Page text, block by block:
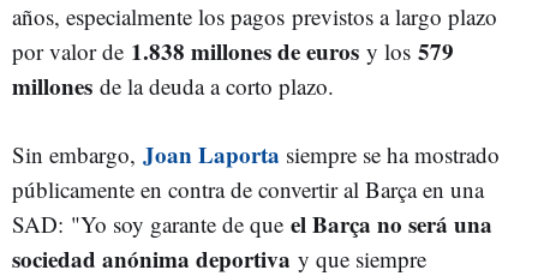
años, especialmente los pagos previstos a largo plazo
por valor de 1.838 millones de euros y los 579
millones de la deuda a corto plazo.
Sin embargo, Joan Laporta siempre se ha mostrado
públicamente en contra de convertir al Barça en una
SAD: "Yo soy garante de que el Barça no será una
sociedad anónima deportiva y que siempre